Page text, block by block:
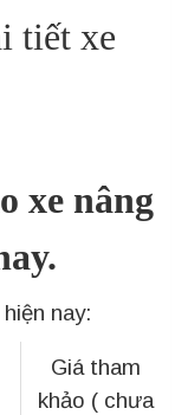
tiết xe
xe nâng
nay:
Giá tham
khảo ( chưa